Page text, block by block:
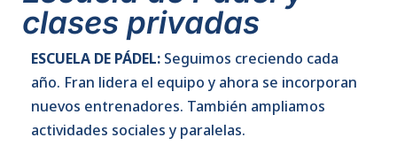
clases privadas
ESCUELA DE PÁDEL: Seguimos creciendo cada
año. Fran lidera el equipo y ahora se incorporan
nuevos entrenadores. También ampliamos
actividades sociales y paralelas.